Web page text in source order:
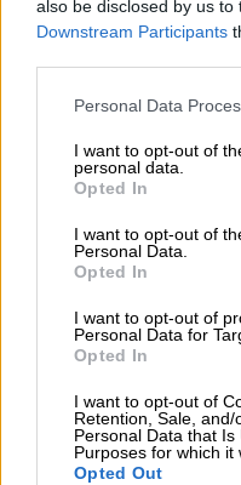
also be disclosed by us to
Downstream Participants
Please note that this
not limited to your visit or
grant or deny consent to
use your data for below
consent section.
Personal Data
I want to opt-out of
personal data.
Opted In
I want to opt-out of
Personal Data.
Opted In
I want to opt-out of
Personal Data for
Opted In
I want to opt-out of
Retention, Sale,
Personal Data that
Purposes for which it
Opted Out
Λιγότεροι από
τηEurovision 2025,
χώρες
προετοιμασίες
απευθείας
Διαβάστε
dailymedia.com.gr
Τα σχολιά σας
ΕΘΝΟΣ θα παρεμβαίνει και
διαγράφονται